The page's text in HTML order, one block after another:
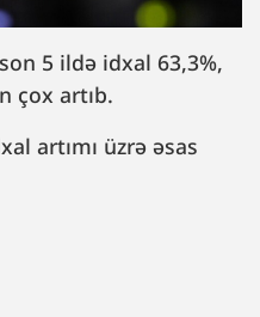
5 ildə idxal 63,3%,
çox artıb.
artımı üzrə əsas